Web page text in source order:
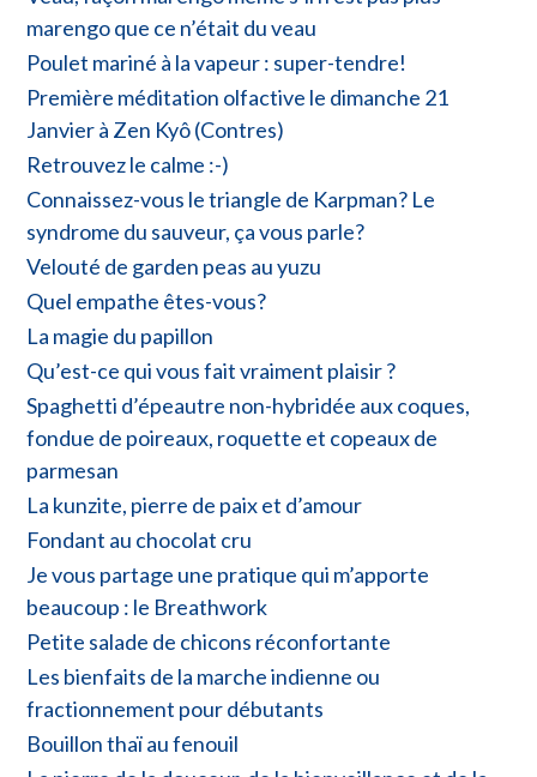
marengo que ce n’était du veau
Poulet mariné à la vapeur : super-tendre!
Première méditation olfactive le dimanche 21
Janvier à Zen Kyô (Contres)
Retrouvez le calme :-)
Connaissez-vous le triangle de Karpman? Le
syndrome du sauveur, ça vous parle?
Velouté de garden peas au yuzu
Quel empathe êtes-vous?
La magie du papillon
Qu’est-ce qui vous fait vraiment plaisir ?
Spaghetti d’épeautre non-hybridée aux coques,
fondue de poireaux, roquette et copeaux de
parmesan
La kunzite, pierre de paix et d’amour
Fondant au chocolat cru
Je vous partage une pratique qui m’apporte
beaucoup : le Breathwork
Petite salade de chicons réconfortante
Les bienfaits de la marche indienne ou
fractionnement pour débutants
Bouillon thaï au fenouil